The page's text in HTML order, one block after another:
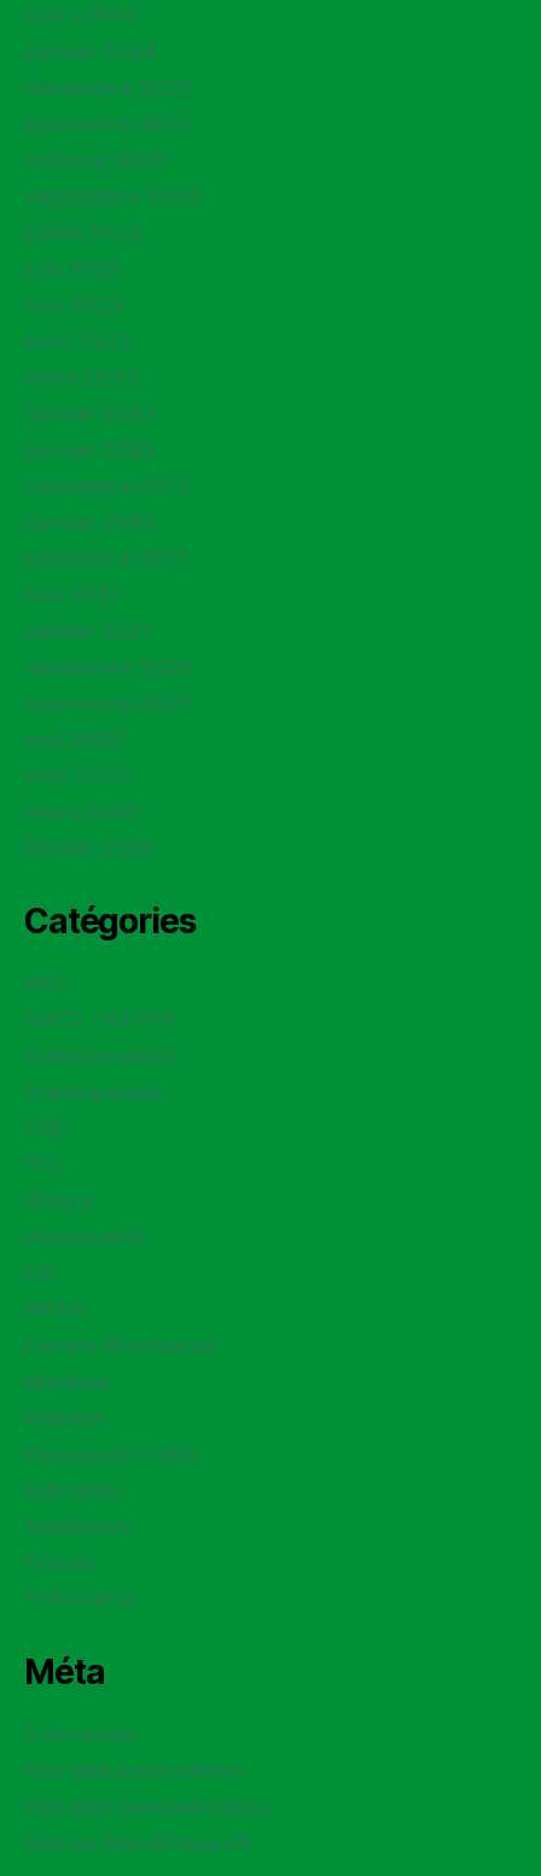
mars 2024
janvier 2024
décembre 2023
novembre 2023
octobre 2023
septembre 2023
juillet 2023
juin 2023
mai 2023
avril 2023
mars 2023
février 2023
janvier 2023
novembre 2022
janvier 2022
novembre 2021
mai 2021
janvier 2021
décembre 2020
novembre 2020
mai 2020
avril 2020
mars 2020
février 2020
Catégories
ADC
ASCT / ASTER
Compte rendu
Contractuels
CSE
DCI
Divers
Documents
EIC
INFRA
Livrets-Brochures
Matériel
Métiers
Personnels CASI
Retraités
Solidaires
Tracts
Trésorerie
Méta
Connexion
Flux des publications
Flux des commentaires
Site de WordPress-FR